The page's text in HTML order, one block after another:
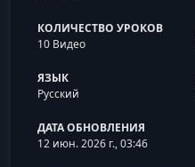
КОЛИЧЕСТВО УРОКОВ
10 Видео
ЯЗЫК
Русский
ДАТА ОБНОВЛЕНИЯ
12 июн. 2026 г., 03:46